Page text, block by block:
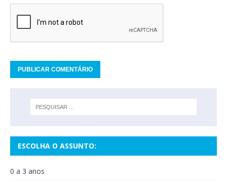
ESCOLHA O ASSUNTO:
0 a 3 anos